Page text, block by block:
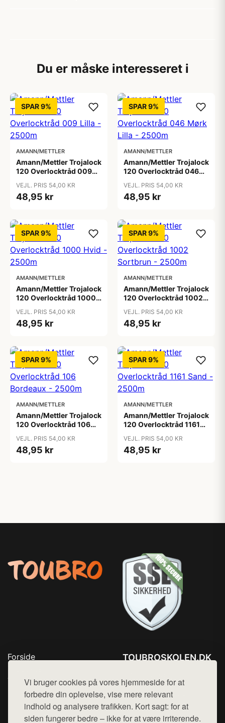
Vi bruger cookies på vores hjemmeside for at
forbedre din oplevelse, vise mere relevant
indhold og analysere trafikken. Kort sagt: for at
siden fungerer bedre – ikke for at være irriterende.
Du er måske interesseret i
SPAR 9%
AMANN/METTLER
Amann/Mettler Trojalock
120 Overlocktråd 009
VEJL. PRIS 54,00 KR
48,95 kr
SPAR 9%
AMANN/METTLER
Amann/Mettler Trojalock
120 Overlocktråd 046
VEJL. PRIS 54,00 KR
48,95 kr
SPAR 9%
AMANN/METTLER
Amann/Mettler Trojalock
120 Overlocktråd 1000
VEJL. PRIS 54,00 KR
48,95 kr
SPAR 9%
AMANN/METTLER
Amann/Mettler Trojalock
120 Overlocktråd 1002
VEJL. PRIS 54,00 KR
48,95 kr
SPAR 9%
AMANN/METTLER
Amann/Mettler Trojalock
120 Overlocktråd 106
VEJL. PRIS 54,00 KR
48,95 kr
SPAR 9%
AMANN/METTLER
Amann/Mettler Trojalock
120 Overlocktråd 1161
VEJL. PRIS 54,00 KR
48,95 kr
Forside
Top Rabatter
Blog
Kontakt
TOUBROSKOLEN.DK
Mail: hej@want.dk
Cookie- og privatlivspolitik